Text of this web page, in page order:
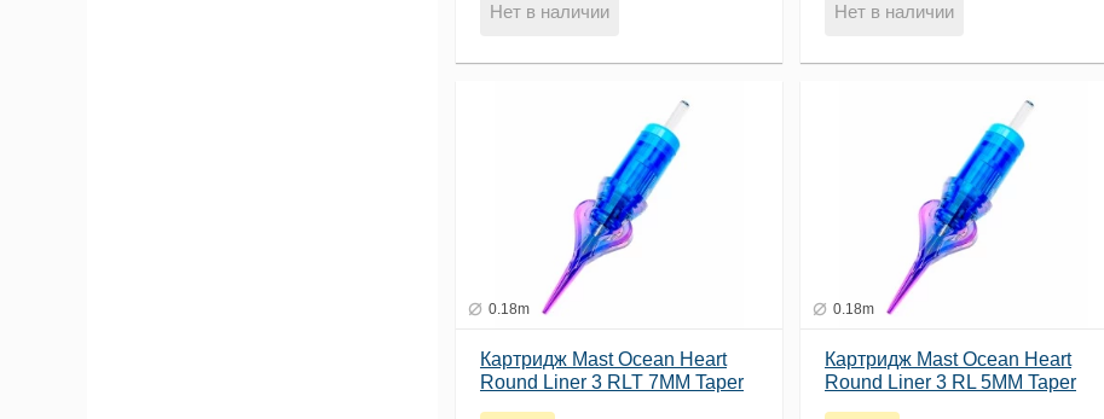
Нет в наличии Нет в наличии
0.18m
Картридж Mast Ocean Heart
Round Liner 3 RLT 7MM Taper
0.18m
Картридж Mast Ocean Heart
Round Liner 3 RL 5MM Taper